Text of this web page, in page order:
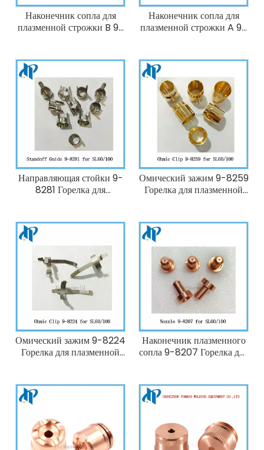
Наконечник сопла для
плазменной строжки B 9-
Thermal Dynamics 60-
100A SL60/SL100
Наконечник сопла для
плазменной строжки A 9-
Thermal Dynamics 40A
SL60/SL100
Направляющая стойки 9-
8281 Горелка для
SL100
Омический зажим 9-8259
Горелка для плазменной
Омический зажим 9-8224
Горелка для плазменной
Наконечник плазменного
сопла 9-8207 Горелка для
SL60/SL100